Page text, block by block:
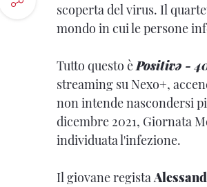
scoperta del virus. Il
mondo in cui le persone
Tutto questo èPositivə -
streaming su Nexo+,
non intende nascondersi
dicembre 2021, Giornata
individuata l'infezione.
Il giovane regista